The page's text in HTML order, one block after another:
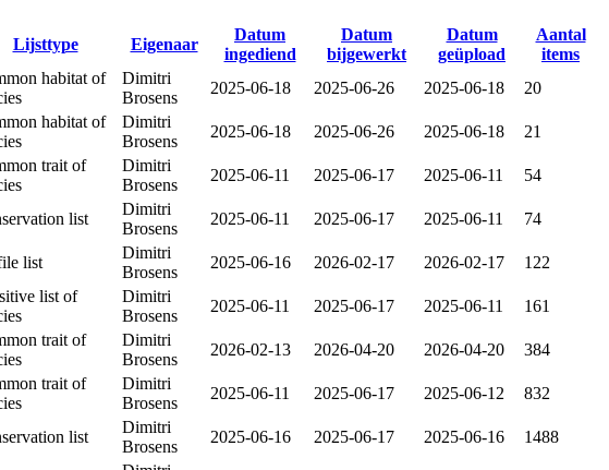
Lijsttype Eigenaar
Datum
ingediend
Datum
bijgewerkt
Datum
geüpload
Aantal
items
habitat of
Dimitri
Brosens
2025-06-18 2025-06-26 2025-06-18 20
habitat of
Dimitri
Brosens
2025-06-18 2025-06-26 2025-06-18
21
trait of
Dimitri
Brosens
2025-06-11 2025-06-17 2025-06-11 54
list
Dimitri
Brosens
2025-06-11 2025-06-17 2025-06-11 74
list
Dimitri
Brosens
2025-06-16 2026-02-17 2026-02-17 122
list of
Dimitri
Brosens
2025-06-11 2025-06-17 2025-06-11 161
trait of
Dimitri
Brosens
2026-02-13 2026-04-20 2026-04-20 384
trait of
Dimitri
Brosens
2025-06-11 2025-06-17 2025-06-12 832
list
Dimitri
Brosens
2025-06-16 2025-06-17 2025-06-16 1488